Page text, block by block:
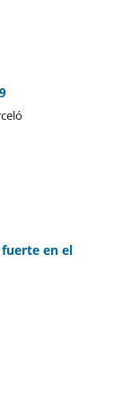
fuerte en el